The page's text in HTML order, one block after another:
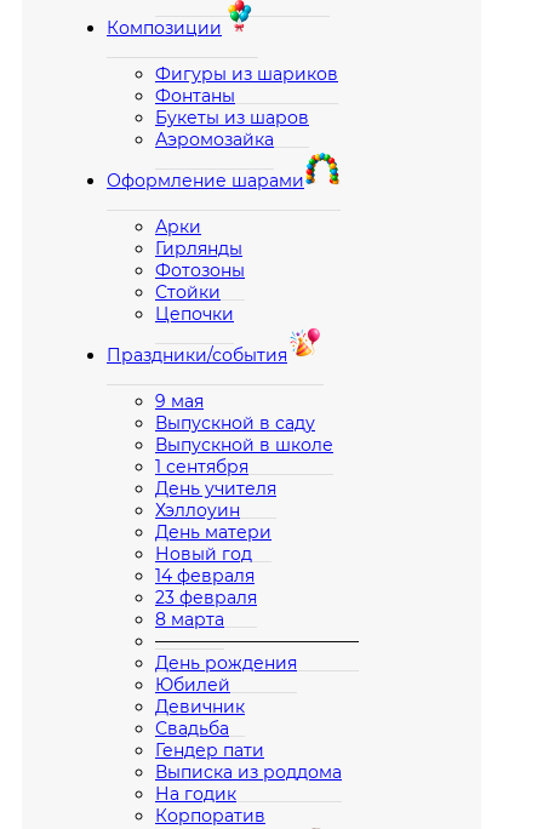
Композиции
Фигуры из шариков
Фонтаны
Букеты из шаров
Аэромозайка
Оформление шарами
Арки
Гирлянды
Фотозоны
Стойки
Цепочки
Праздники/события
9 мая
Выпускной в саду
Выпускной в школе
1 сентября
День учителя
Хэллоуин
День матери
Новый год
14 февраля
23 февраля
8 марта
————————————
День рождения
Юбилей
Девичник
Свадьба
Гендер пати
Выписка из роддома
На годик
Корпоратив